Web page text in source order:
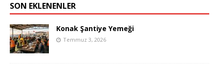
SON EKLENENLER
Konak Şantiye Yemeği
Temmuz 3, 2026